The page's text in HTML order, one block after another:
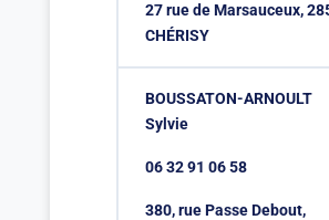
27 rue de Marsauceux,
CHÉRISY
BOUSSATON-ARNOULT
Sylvie
06 32 91 06 58
380, rue Passe Debout,